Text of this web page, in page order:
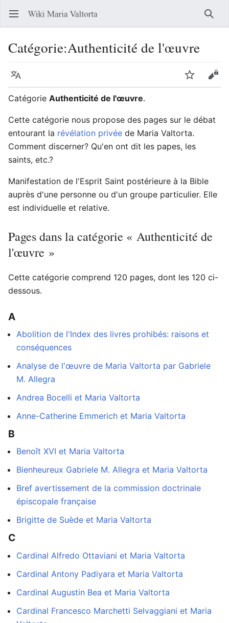
Ouvrir le menu principal
Catégorie:Authenticité de l'œuvre
Langue Suivre
Catégorie Authenticité de l'œuvre.
Cette catégorie nous propose des pages sur le débat
entourant la révélation privée de Maria Valtorta.
Comment discerner? Qu'en ont dit les papes, les
saints, etc.?
Manifestation de l'Esprit Saint postérieure à la Bible
auprès d'une personne ou d'un groupe particulier. Elle
est individuelle et relative.
Pages dans la catégorie « Authenticité de
l'œuvre »
Cette catégorie comprend 120 pages, dont les 120 ci-
dessous.
A
Abolition de l'Index des livres prohibés: raisons et
conséquences
Analyse de l'œuvre de Maria Valtorta par Gabriele
M. Allegra
Andrea Bocelli et Maria Valtorta
Anne-Catherine Emmerich et Maria Valtorta
B
Benoît XVI et Maria Valtorta
Bienheureux Gabriele M. Allegra et Maria Valtorta
Bref avertissement de la commission doctrinale
épiscopale française
Brigitte de Suède et Maria Valtorta
C
Cardinal Alfredo Ottaviani et Maria Valtorta
Cardinal Antony Padiyara et Maria Valtorta
Cardinal Augustin Bea et Maria Valtorta
Cardinal Francesco Marchetti Selvaggiani et Maria